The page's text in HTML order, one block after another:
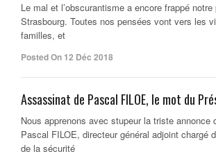
Le mal et l’obscurantisme a encore frappé
Strasbourg. Toutes nos pensées vont vers les
familles, et
Posted On 12 Déc 2018
Assassinat de Pascal FILOE, le mot du
Nous apprenons avec stupeur la triste annonce
Pascal FILOE, directeur général adjoint chargé
de la sécurité